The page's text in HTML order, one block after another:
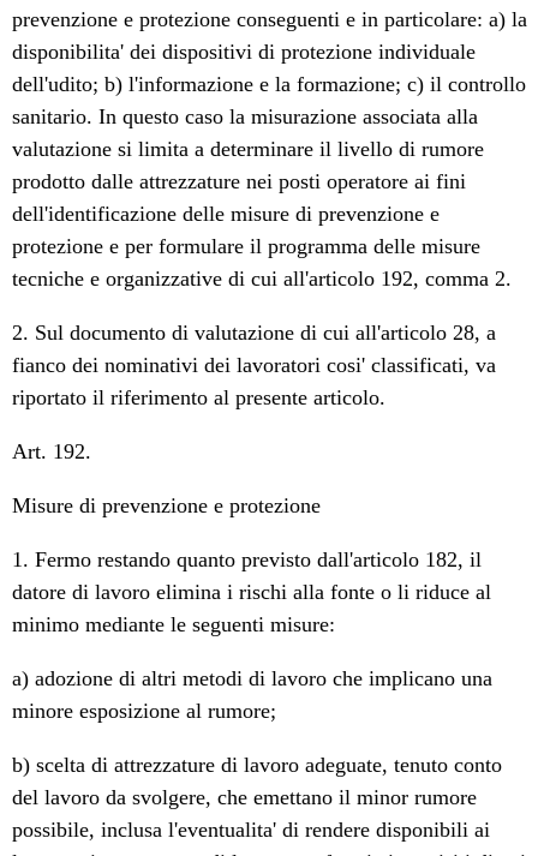
prevenzione e protezione conseguenti e in particolare: a) la
disponibilita' dei dispositivi di protezione individuale
dell'udito; b) l'informazione e la formazione; c) il controllo
sanitario. In questo caso la misurazione associata alla
valutazione si limita a determinare il livello di rumore
prodotto dalle attrezzature nei posti operatore ai fini
dell'identificazione delle misure di prevenzione e
protezione e per formulare il programma delle misure
tecniche e organizzative di cui all'articolo 192, comma 2.
2. Sul documento di valutazione di cui all'articolo 28, a
fianco dei nominativi dei lavoratori cosi' classificati, va
riportato il riferimento al presente articolo.
Art. 192.
Misure di prevenzione e protezione
1. Fermo restando quanto previsto dall'articolo 182, il
datore di lavoro elimina i rischi alla fonte o li riduce al
minimo mediante le seguenti misure:
a) adozione di altri metodi di lavoro che implicano una
minore esposizione al rumore;
b) scelta di attrezzature di lavoro adeguate, tenuto conto
del lavoro da svolgere, che emettano il minor rumore
possibile, inclusa l'eventualita' di rendere disponibili ai